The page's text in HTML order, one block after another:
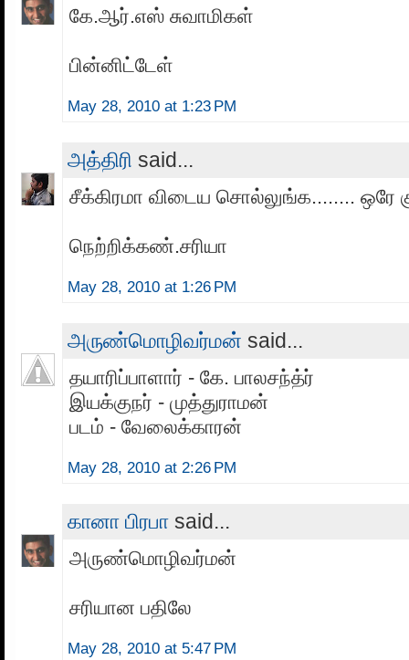
கே.ஆர்.எஸ் சுவாமிகள்
பின்னிட்டேள்
May 28, 2010 at 1:23 PM
அத்திரி said...
சீக்கிரமா விடைய சொல்லுங்க........ ஒரே
நெற்றிக்கண்.சரியா
May 28, 2010 at 1:26 PM
அருண்மொழிவர்மன் said...
தயாரிப்பாளார் - கே. பாலசந்த்ர்
இயக்குநர் - முத்துராமன்
படம் - வேலைக்காரன்
May 28, 2010 at 2:26 PM
கானா பிரபா said...
அருண்மொழிவர்மன்
சரியான பதிலே
May 28, 2010 at 5:47 PM